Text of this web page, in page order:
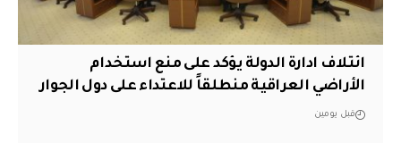
ائتلاف ادارة الدولة يؤكد على منع استخدام
الأراضي العراقية منطلقاً للاعتداء على دول الجوار
قبل يومين